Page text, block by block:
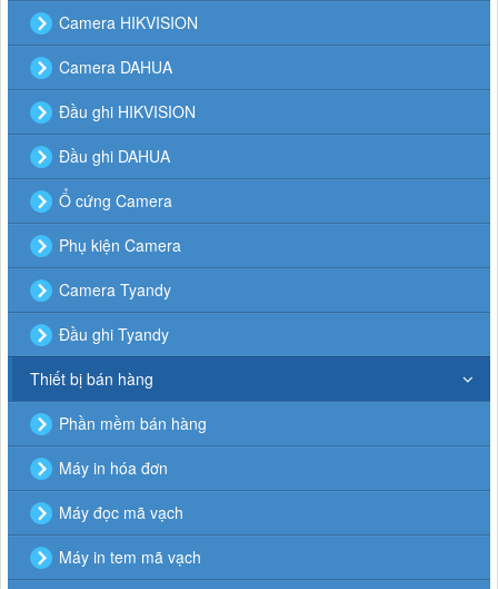
Camera HIKVISION
Camera DAHUA
Đầu ghi HIKVISION
Đầu ghi DAHUA
Ổ cứng Camera
Phụ kiện Camera
Camera Tyandy
Đầu ghi Tyandy
Thiết bị bán hàng
Phần mềm bán hàng
Máy in hóa đơn
Máy đọc mã vạch
Máy in tem mã vạch